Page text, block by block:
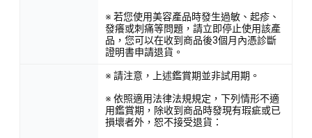
※ 若您使用美容產品時發生過敏、起疹、
發癢或刺痛等問題，請立即停止使用該產
品，您可以在收到商品後3個月內憑診斷
證明書申請退貨。
※ 請注意，上述鑑賞期並非試用期。
※ 依照適用法律法規規定，下列情形不適
用鑑賞期，除收到商品時發現有瑕疵或已
損壞者外，恕不接受退貨：